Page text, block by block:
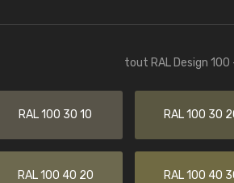
tout RAL Design 100
RAL 100 30 10 RAL 100 30
RAL 100 40 20 RAL 100 40